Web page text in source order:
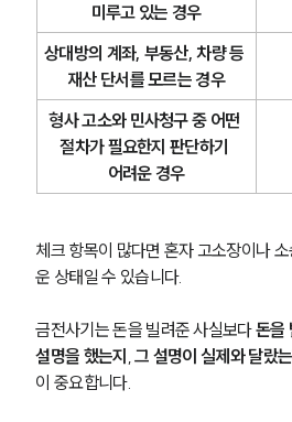
미루고 있는 경우
상대방의 계좌, 부동산, 차량 등
재산 단서를 모르는 경우
형사 고소와 민사청구 중 어떤
절차가 필요한지 판단하기
어려운 경우
체크 항목이 많다면 혼자 고소장이나
운 상태일 수 있습니다.
금전사기는 돈을 빌려준 사실보다 돈을
설명을 했는지 , 그 설명이 실제와 달랐
이 중요합니다.